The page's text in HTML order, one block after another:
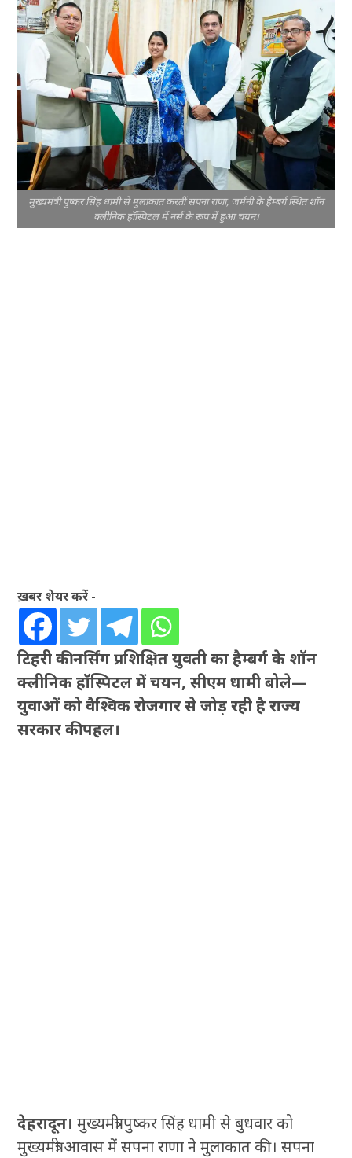
मुख्यमंत्री पुष्कर सिंह धामी से मुलाकात करतीं सपना राणा, जर्मनी के हैम्बर्ग स्थित शॉन
क्लीनिक हॉस्पिटल में नर्स के रूप में हुआ चयन।
ख़बर शेयर करें -
टिहरी की नर्सिंग प्रशिक्षित युवती का हैम्बर्ग के शॉन
क्लीनिक हॉस्पिटल में चयन, सीएम धामी बोले—
युवाओं को वैश्विक रोजगार से जोड़ रही है राज्य
सरकार की पहल।
देहरादून। मुख्यमंत्री पुष्कर सिंह धामी से बुधवार को
मुख्यमंत्री आवास में सपना राणा ने मुलाकात की। सपना